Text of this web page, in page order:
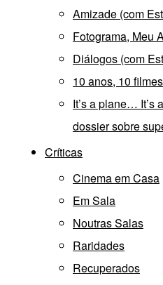
Amizade (com
Fotograma, Meu
Diálogos (com
10 anos, 10 filmes
It’s a plane…
dossier sobre
Críticas
Cinema em Casa
Em Sala
Noutras Salas
Raridades
Recuperados